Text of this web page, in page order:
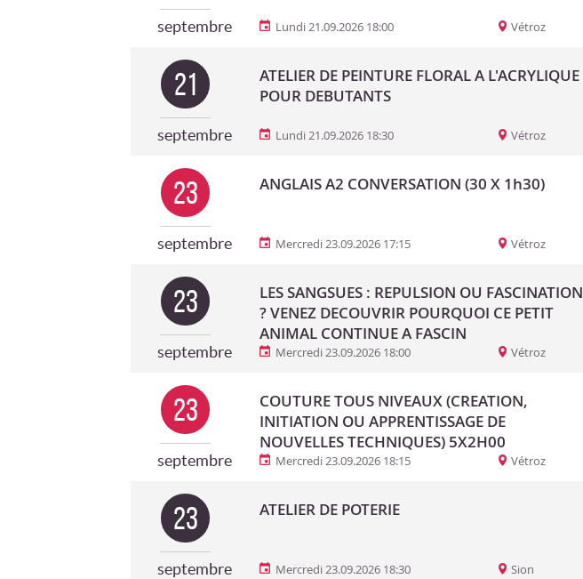
septembre Lundi 21.09.2026 18:00 Vétroz
21
septembre
ATELIER DE PEINTURE FLORAL A L'ACRYLIQUE
POUR DEBUTANTS
Lundi 21.09.2026 18:30 Vétroz
23
septembre
ANGLAIS A2 CONVERSATION (30 X 1h30)
Mercredi 23.09.2026 17:15 Vétroz
23
septembre
LES SANGSUES : REPULSION OU FASCINATION
? VENEZ DECOUVRIR POURQUOI CE PETIT
ANIMAL CONTINUE A FASCIN
Mercredi 23.09.2026 18:00 Vétroz
23
septembre
COUTURE TOUS NIVEAUX (CREATION,
INITIATION OU APPRENTISSAGE DE
NOUVELLES TECHNIQUES) 5X2H00
Mercredi 23.09.2026 18:15 Vétroz
23
septembre
ATELIER DE POTERIE
Mercredi 23.09.2026 18:30 Sion